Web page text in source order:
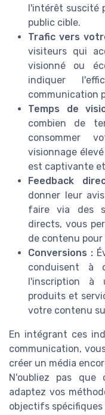
l'intérêt suscité
public cible.
Trafic vers
visiteurs qui
visionné ou
indiquer
communication
Temps de
combien de
consommer
visionnage
est captivante
Feedback
donner leur
faire via des
directs, vous
de contenu
Conversions :
conduisent à
l'inscription à
produits et
votre contenu
En intégrant ces
communication,
créer un média
N'oubliez pas que
adaptez vos
objectifs